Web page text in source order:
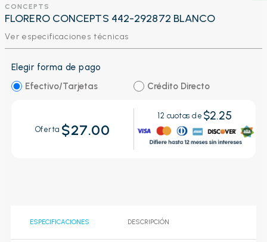
CONCEPTS
FLORERO CONCEPTS 442-292872 BLANCO
Ver especificaciones técnicas
Elegir forma de pago
Efectivo/Tarjetas
Crédito Directo
Oferta $27.00
12 cuotas de $2.25
ESPECIFICACIONES DESCRIPCIÓN